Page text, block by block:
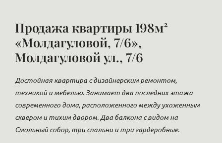
Продажа квартиры 198м²
«Молдагуловой, 7/6»,
Молдагуловой ул., 7/6
Достойная квартира с дизайнерским ремонтом,
техникой и мебелью. Занимает два последних этажа
современного дома, расположенного между ухоженным
сквером и тихим двором. Два балкона с видом на
Смольный собор, три спальни и три гардеробные.